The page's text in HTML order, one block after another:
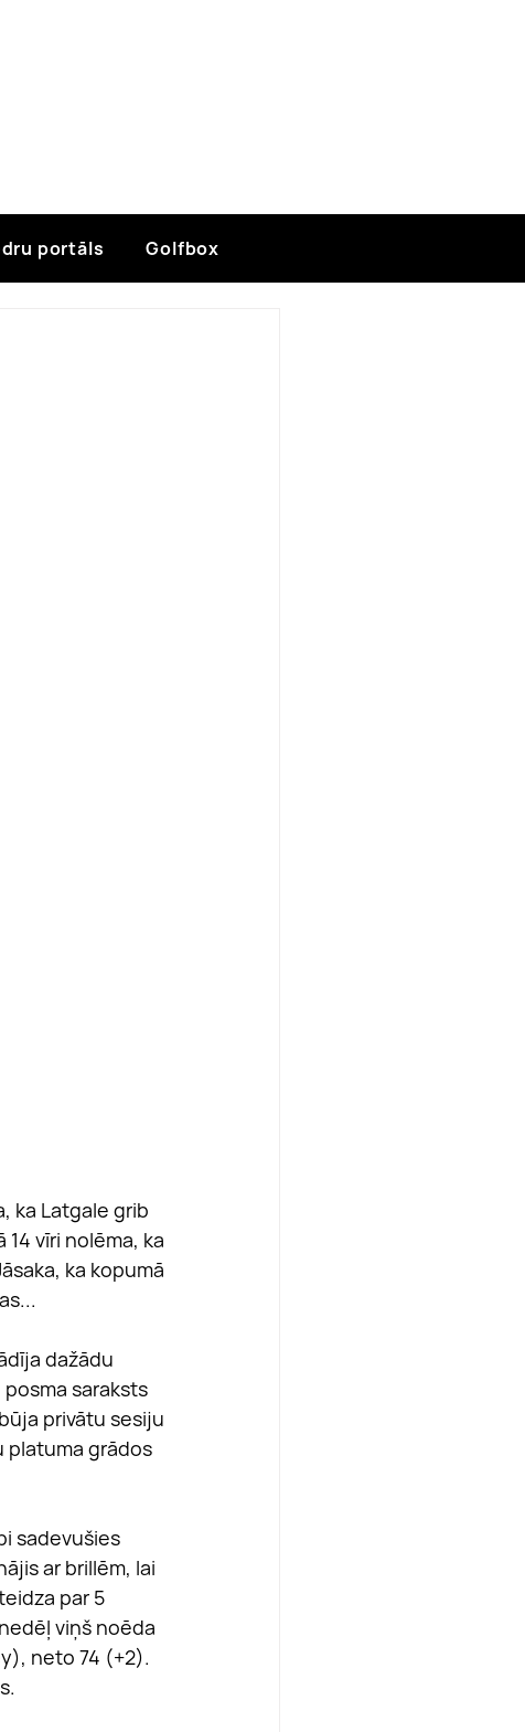
portāls Golfbox
ka Latgale grib
vīri nolēma, ka
ka kopumā
dažādu
saraksts
privātu sesiju
platuma grādos
sadevušies
ar brillēm, lai
par 5
viņš noēda
neto 74 (+2).